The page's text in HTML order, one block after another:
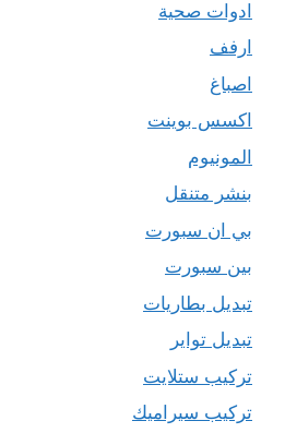
ادوات صحية
ارفف
اصباغ
اكسس بوينت
المونيوم
بنشر متنقل
بي ان سبورت
بين سبورت
تبديل بطاريات
تبديل تواير
تركيب ستلايت
تركيب سيراميك